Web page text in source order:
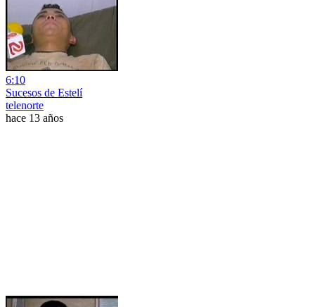
6:10
Sucesos de Estelí
telenorte
hace 13 años